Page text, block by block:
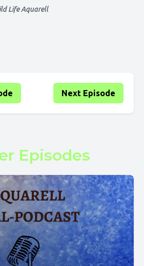
Life Aquarell
Next Episode
Episodes